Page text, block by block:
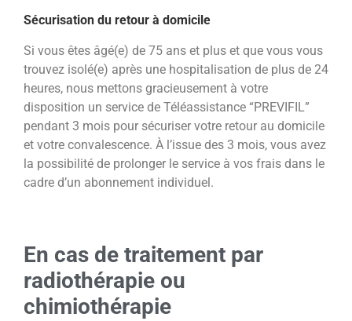
Sécurisation du retour à domicile
Si vous êtes âgé(e) de 75 ans et plus et que vous vous
trouvez isolé(e) après une hospitalisation de plus de 24
heures, nous mettons gracieusement à votre
disposition un service de Téléassistance “PREVIFIL”
pendant 3 mois pour sécuriser votre retour au domicile
et votre convalescence. À l’issue des 3 mois, vous avez
la possibilité de prolonger le service à vos frais dans le
cadre d’un abonnement individuel.
En cas de traitement par
radiothérapie ou
chimiothérapie